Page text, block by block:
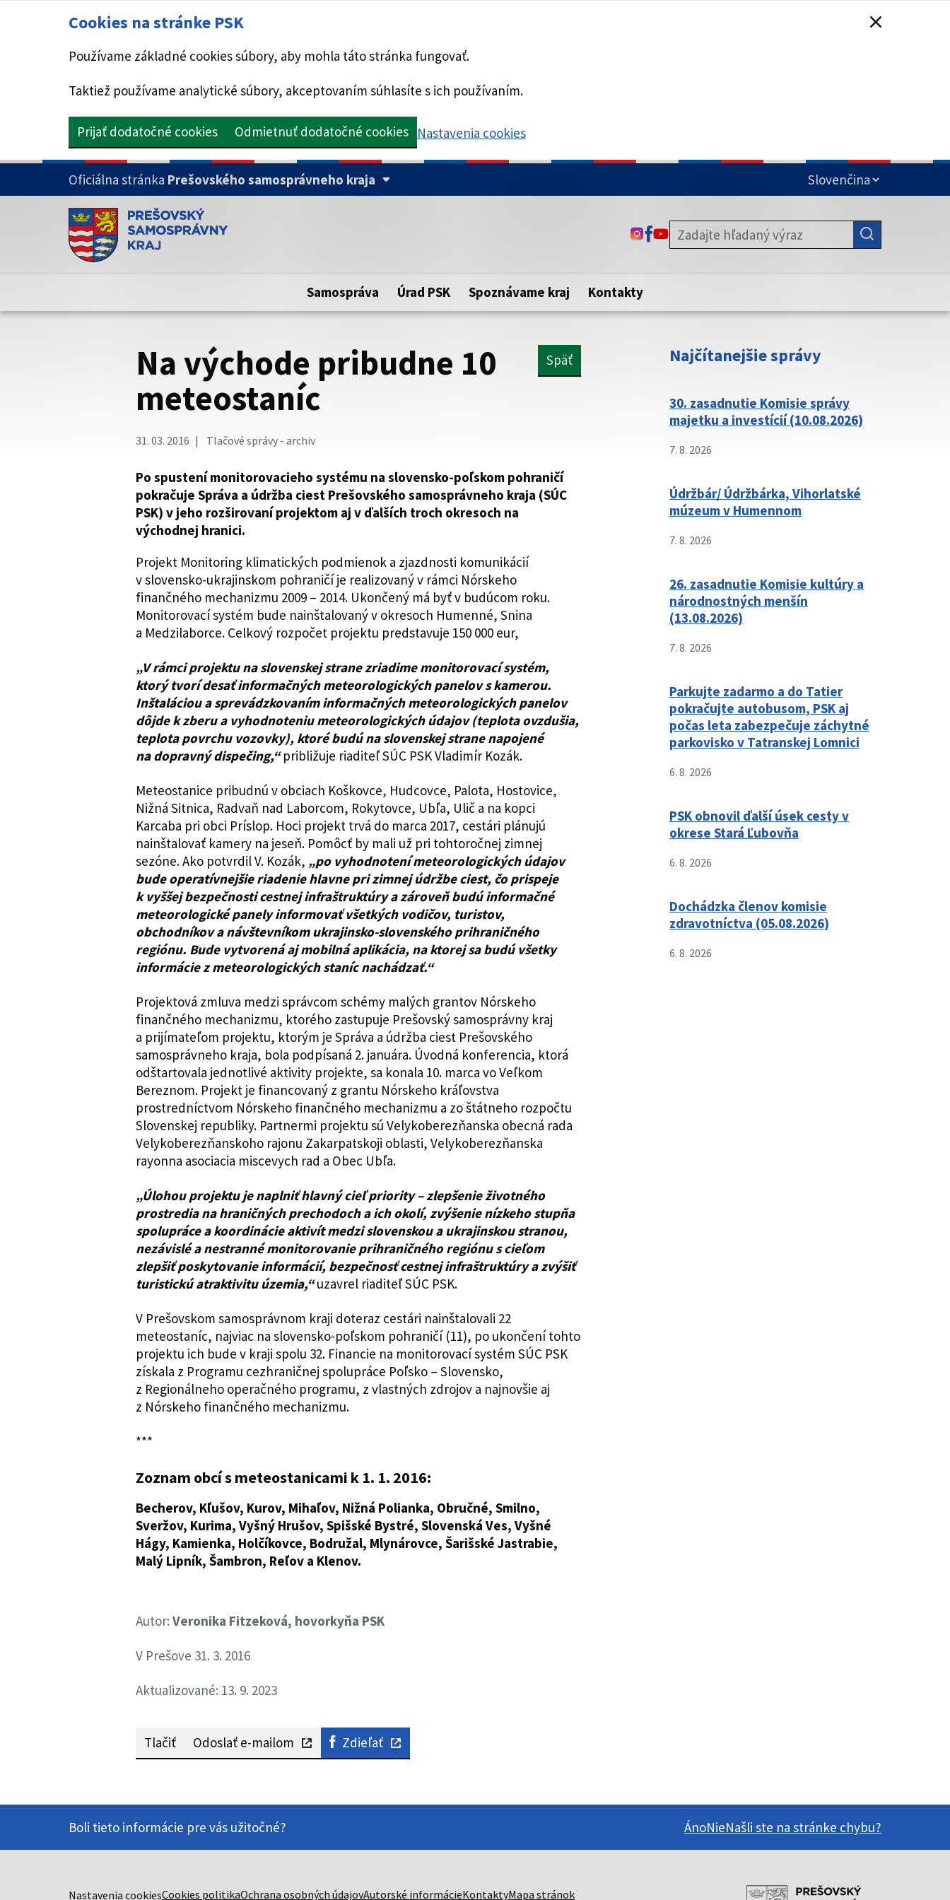
Cookies na stránke PSK
Používame základné cookies súbory, aby mohla táto stránka fungovať.
Taktiež používame analytické súbory, akceptovaním súhlasíte s ich používaním.
Prijať dodatočné cookies Odmietnuť dodatočné cookies Nastavenia cookies
PRESKOČIŤ NA HLAVNÝ OBSAH
Oficiálna stránka Prešovského samosprávneho kraja
Doména psk.sk je oficiálna
Toto je oficiálna webová stránka Prešovského samosprávneho kraja.
Táto stránka je zabezpečená
zabezpečenú webovú stránku. Zabezpečená stránka vždy začína
https:// pred názvom domény webového sídla.
ODKAZ SA OTVORÍ NA NOVEJ KARTE
ODKAZ SA OTVORÍ NA NOVEJ KARTE
ODKAZ SA OTVORÍ NA NOVEJ KARTE
Samospráva Úrad PSK Spoznávame kraj Kontakty
Na východe pribudne 10
meteostaníc
Späť
31. 03. 2016 Tlačové správy - archiv
Po spustení monitorovacieho systému na slovensko-poľskom pohraničí
pokračuje Správa a údržba ciest Prešovského samosprávneho kraja (SÚC
PSK) v jeho rozširovaní projektom aj v ďalších troch okresoch na
východnej hranici.
Projekt Monitoring klimatických podmienok a zjazdnosti komunikácií
v slovensko-ukrajinskom pohraničí je realizovaný v rámci Nórskeho
finančného mechanizmu 2009 – 2014. Ukončený má byť v budúcom roku.
Monitorovací systém bude nainštalovaný v okresoch Humenné, Snina
a Medzilaborce. Celkový rozpočet projektu predstavuje 150 000 eur,
„V rámci projektu na slovenskej strane zriadime monitorovací systém,
ktorý tvorí desať informačných meteorologických panelov s kamerou.
Inštaláciou a sprevádzkovaním informačných meteorologických panelov
dôjde k zberu a vyhodnoteniu meteorologických údajov (teplota ovzdušia,
teplota povrchu vozovky), ktoré budú na slovenskej strane napojené
na dopravný dispečing,“približuje riaditeľ SÚC PSK Vladimír Kozák.
Meteostanice pribudnú v obciach Koškovce, Hudcovce, Palota, Hostovice,
Nižná Sitnica, Radvaň nad Laborcom, Rokytovce, Ubľa, Ulič a na kopci
Karcaba pri obci Príslop. Hoci projekt trvá do marca 2017, cestári plánujú
nainštalovať kamery na jeseň. Pomôcť by mali už pri tohtoročnej zimnej
sezóne. Ako potvrdil V. Kozák, „po vyhodnotení meteorologických údajov
bude operatívnejšie riadenie hlavne pri zimnej údržbe ciest, čo prispeje
k vyššej bezpečnosti cestnej infraštruktúry a zároveň budú informačné
meteorologické panely informovať všetkých vodičov, turistov,
obchodníkov a návštevníkom ukrajinsko-slovenského prihraničného
regiónu. Bude vytvorená aj mobilná aplikácia, na ktorej sa budú všetky
informácie z meteorologických staníc nachádzať.“
Projektová zmluva medzi správcom schémy malých grantov Nórskeho
finančného mechanizmu, ktorého zastupuje Prešovský samosprávny kraj
a prijímateľom projektu, ktorým je Správa a údržba ciest Prešovského
samosprávneho kraja, bola podpísaná 2. januára. Úvodná konferencia, ktorá
odštartovala jednotlivé aktivity projekte, sa konala 10. marca vo Veľkom
Bereznom. Projekt je financovaný z grantu Nórskeho kráľovstva
prostredníctvom Nórskeho finančného mechanizmu a zo štátneho rozpočtu
Slovenskej republiky. Partnermi projektu sú Velykoberezňanska obecná rada
Velykoberezňanskoho rajonu Zakarpatskoji oblasti, Velykoberezňanska
rayonna asociacia miscevych rad a Obec Ubľa.
„Úlohou projektu je naplniť hlavný cieľ priority – zlepšenie životného
prostredia na hraničných prechodoch a ich okolí, zvýšenie nízkeho stupňa
spolupráce a koordinácie aktivít medzi slovenskou a ukrajinskou stranou,
nezávislé a nestranné monitorovanie prihraničného regiónu s cieľom
zlepšiť poskytovanie informácií, bezpečnosť cestnej infraštruktúry a zvýšiť
turistickú atraktivitu územia,“uzavrel riaditeľ SÚC PSK.
V Prešovskom samosprávnom kraji doteraz cestári nainštalovali 22
meteostaníc, najviac na slovensko-poľskom pohraničí (11), po ukončení tohto
projektu ich bude v kraji spolu 32. Financie na monitorovací systém SÚC PSK
získala z Programu cezhraničnej spolupráce Poľsko – Slovensko,
z Regionálneho operačného programu, z vlastných zdrojov a najnovšie aj
z Nórskeho finančného mechanizmu.
***
Zoznam obcí s meteostanicami k 1. 1. 2016:
Becherov, Kľušov, Kurov, Mihaľov, Nižná Polianka, Obručné, Smilno,
Sveržov, Kurima, Vyšný Hrušov, Spišské Bystré, Slovenská Ves, Vyšné
Hágy, Kamienka, Holčíkovce, Bodružal, Mlynárovce, Šarišské Jastrabie,
Malý Lipník, Šambron, Reľov a Klenov.
Autor: Veronika Fitzeková, hovorkyňa PSK
V Prešove 31. 3. 2016
Aktualizované: 13. 9. 2023
Tlačiť Odoslať e-mailom Zdieľať
Najčítanejšie správy
30. zasadnutie Komisie správy
majetku a investícií (10.08.2026)
7. 8. 2026
Údržbár/ Údržbárka, Vihorlatské
múzeum v Humennom
7. 8. 2026
26. zasadnutie Komisie kultúry a
národnostných menšín
(13.08.2026)
7. 8. 2026
Parkujte zadarmo a do Tatier
pokračujte autobusom, PSK aj
počas leta zabezpečuje záchytné
parkovisko v Tatranskej Lomnici
6. 8. 2026
PSK obnovil ďalší úsek cesty v
okrese Stará Ľubovňa
6. 8. 2026
Dochádzka členov komisie
zdravotníctva (05.08.2026)
6. 8. 2026
Boli tieto informácie pre vás užitočné? ÁnoNieNašli ste na stránke chybu?
Nastavenia cookiesCookies politikaOchrana osobných údajovAutorské informácieKontaktyMapa stránok